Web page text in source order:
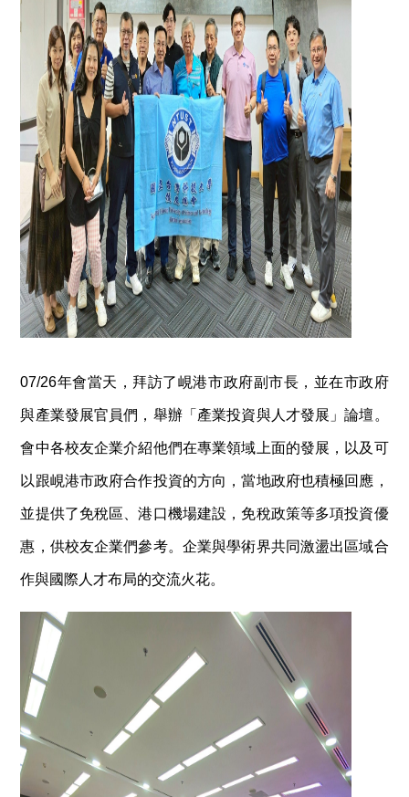
07/26年會當天，拜訪了峴港市政府副市長，並在市政府
與產業發展官員們，舉辦「產業投資與人才發展」論壇。
會中各校友企業介紹他們在專業領域上面的發展，以及可
以跟峴港市政府合作投資的方向，當地政府也積極回應，
並提供了免稅區、港口機場建設，免稅政策等多項投資優
惠，供校友企業們參考。企業與學術界共同激盪出區域合
作與國際人才布局的交流火花。